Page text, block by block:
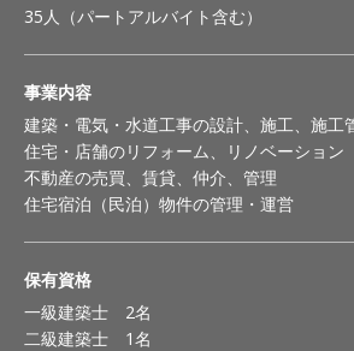
35人（パートアルバイト含む）
事業内容
建築・電気・水道工事の設計、施工、施工
住宅・店舗のリフォーム、リノベーション
不動産の売買、賃貸、仲介、管理
住宅宿泊（民泊）物件の管理・運営
保有資格
一級建築士 2名
二級建築士 1名